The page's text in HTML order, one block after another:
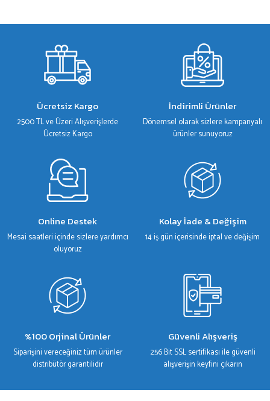
gördüğünüz noktaları öneri formunu kullanarak tarafımıza iletebilirsiniz.
Ürün resmi kalitesiz, bozuk veya görüntülenemiyor.
Ürün açıklamasında eksik bilgiler bulunuyor.
Ürün fiyatı diğer sitelerden daha pahalı.
Bu ürüne benzer farklı alternatifler olmalı.
Ücretsiz Kargo
2500 TL ve Üzeri Alışverişlerde
Ücretsiz Kargo
İndirimli Ürünler
Dönemsel olarak sizlere kampanyalı
ürünler sunuyoruz
Online Destek
Mesai saatleri içinde sizlere yardımcı
oluyoruz
Kolay İade & Değişim
14 iş gün içerisinde iptal ve değişim
%100 Orjinal Ürünler
Siparişini vereceğiniz tüm ürünler
distribütör garantilidir
Güvenli Alışveriş
256 Bit SSL sertifikası ile güvenli
alışverişin keyfini çıkarın